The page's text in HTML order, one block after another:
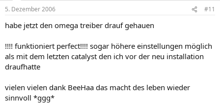
5. Dezember 2006 #11
habe jetzt den omega treiber drauf gehauen
!!!! funktioniert perfect!!!! sogar höhere einstellungen möglich
als mit dem letzten catalyst den ich vor der neu installation
draufhatte
vielen vielen dank BeeHaa das macht des leben wieder
sinnvoll *ggg*